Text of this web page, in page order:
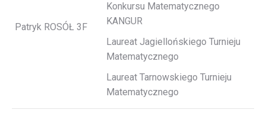
Patryk ROSÓŁ 3F
Konkursu Matematycznego
KANGUR
Laureat Jagiellońskiego Turnieju
Matematycznego
Laureat Tarnowskiego Turnieju
Matematycznego